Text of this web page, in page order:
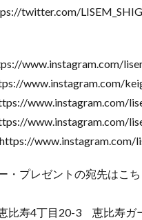
www.instagram.com/
www.instagram.com/
www.instagram.com/
www.instagram.com/
・プレゼントの宛先はこち
比寿4丁目20-3 恵比寿ガ